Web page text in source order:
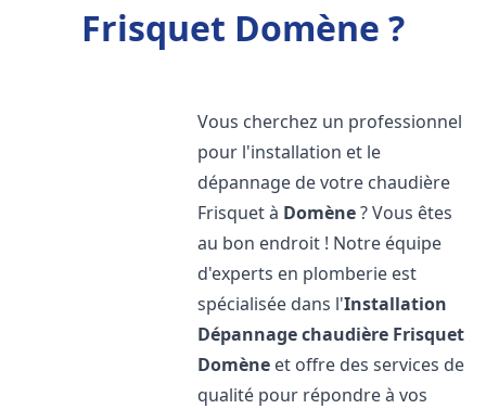
Frisquet Domène ?
Vous cherchez un professionnel
pour l'installation et le
dépannage de votre chaudière
Frisquet à Domène? Vous êtes
au bon endroit ! Notre équipe
d'experts en plomberie est
spécialisée dans l'Installation
Dépannage chaudière Frisquet
Domène et offre des services de
qualité pour répondre à vos